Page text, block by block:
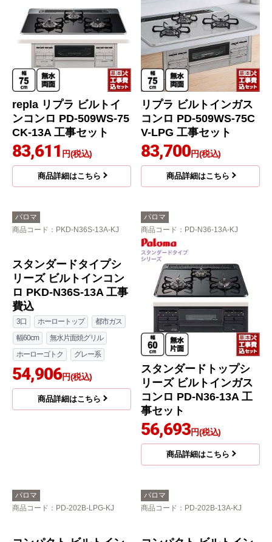
repla リプラ ビルトイ
ンコンロ PD-509WS-75
CK-13A 工事セット
83,611 円(税込)
商品詳細はこちら
リプラ ビルトインガス
コンロ PD-509WS-75C
V-LPG 工事セット
83,700円(税込)
商品詳細はこちら
パロマ
商品コード ：PKD-N36S-13A-KJ
スタンダードタイプシ
リーズ ビルトインコン
ロ PKD-N36S-13A 工事
費込
3口 ホーロートップ
都市ガス
幅60cm
無水片面焼グリル
ホーローゴトク
グレー系
54,906円(税込)
商品詳細はこちら
パロマ
商品コード ：PD-N36-13A-KJ
スタンダードトップシ
リーズ ビルトインガス
コンロ PD-N36-13A 工
事セット
56,693円(税込)
商品詳細はこちら
パロマ
商品コード ：PD-202B-LPG-KJ
パロマ
商品コード ：PD-202B-13A-KJ